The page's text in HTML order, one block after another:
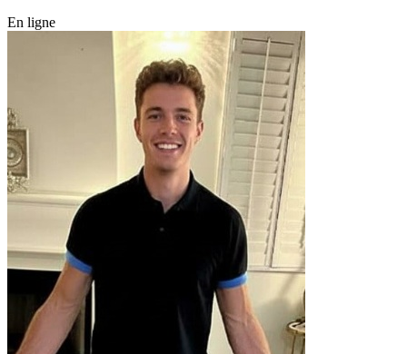
En ligne